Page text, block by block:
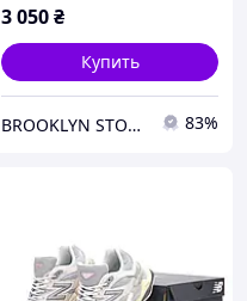
3 050₴
Купить
BROOKLYN STORE 83%